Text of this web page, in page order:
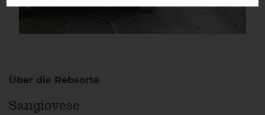
Über die Rebsorte
Sangiovese